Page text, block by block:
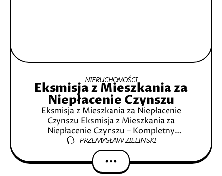
NIERUCHOMOŚCI
Eksmisja z Mieszkania za
Niepłacenie Czynszu
Eksmisja z Mieszkania za Niepłacenie
Czynszu Eksmisja z Mieszkania za
Niepłacenie Czynszu – Kompletny
Przewodnik Czym jest eksmisja? Podstawy
prawne eksmisji w Polsce Niepłacenie
czynszu – najczęstszy powód eksmisji Jakie
PRZEMYSŁAW ZIELIŃSKI